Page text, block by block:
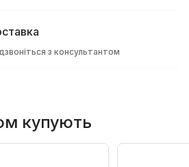
з консультантом
купують